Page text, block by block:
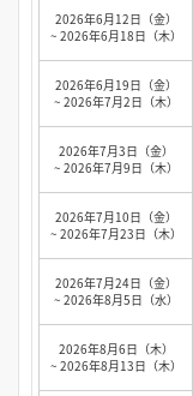
2026年6月12日（金）
~ 2026年6月18日（木）
2026年6月19日（金）
~ 2026年7月2日（木）
2026年7月3日（金）
~ 2026年7月9日（木）
2026年7月10日（金）
~ 2026年7月23日（木）
2026年7月24日（金）
~ 2026年8月5日（水）
2026年8月6日（木）
~ 2026年8月13日（木）